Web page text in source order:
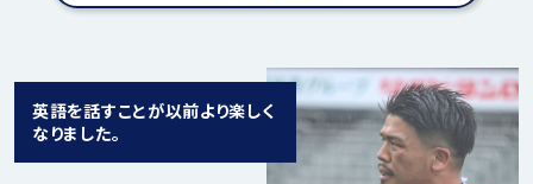
英語を話すことが以前より楽しく
なりました。